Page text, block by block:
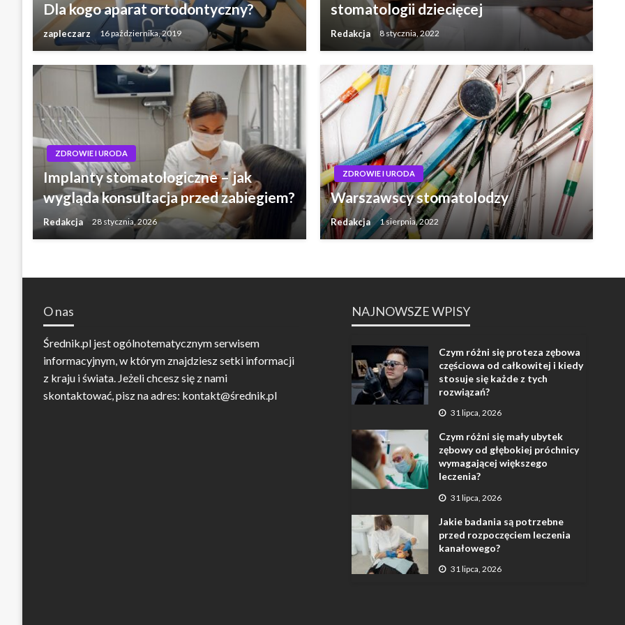
Dla kogo aparat ortodontyczny?
zapleczarz 16 października, 2019
stomatologii dziecięcej
Redakcja 8 stycznia, 2022
ZDROWIE I URODA
Implanty stomatologiczne – jak
wygląda konsultacja przed zabiegiem?
Redakcja 28 stycznia, 2026
ZDROWIE I URODA
Warszawscy stomatolodzy
Redakcja 1 sierpnia, 2022
O nas
Średnik.pl jest ogólnotematycznym serwisem
informacyjnym, w którym znajdziesz setki informacji
z kraju i świata. Jeżeli chcesz się z nami
skontaktować, pisz na adres: kontakt@średnik.pl
NAJNOWSZE WPISY
Czym różni się proteza zębowa
częściowa od całkowitej i kiedy
stosuje się każde z tych
rozwiązań?
31 lipca, 2026
Czym różni się mały ubytek
zębowy od głębokiej próchnicy
wymagającej większego
leczenia?
31 lipca, 2026
Jakie badania są potrzebne
przed rozpoczęciem leczenia
kanałowego?
31 lipca, 2026